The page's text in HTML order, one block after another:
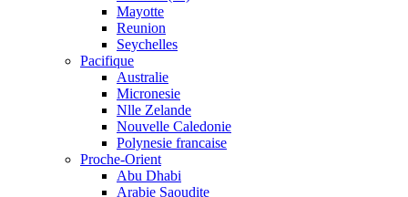
Mayotte
Reunion
Seychelles
Pacifique
Australie
Micronesie
Nlle Zelande
Nouvelle Caledonie
Polynesie francaise
Proche-Orient
Abu Dhabi
Arabie Saoudite